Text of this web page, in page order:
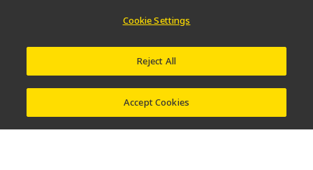
Cookie Settings
Reject All
Accept Cookies